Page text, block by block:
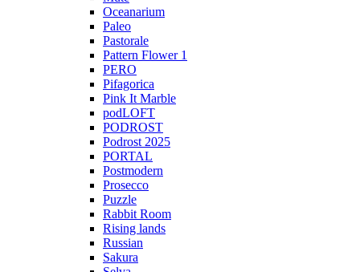
Oceanarium
Paleo
Pastorale
Pattern Flower 1
PERO
Pifagorica
Pink It Marble
podLOFT
PODROST
Podrost 2025
PORTAL
Postmodern
Prosecco
Puzzle
Rabbit Room
Rising lands
Russian
Sakura